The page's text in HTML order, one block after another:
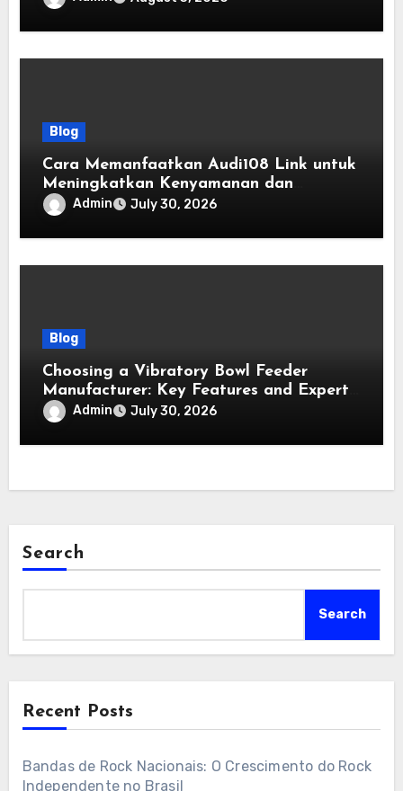
Blog
Cara Memanfaatkan Audi108 Link untuk
Meningkatkan Kenyamanan dan
Kemudahan Pengguna
Admin July 30, 2026
Blog
Choosing a Vibratory Bowl Feeder
Manufacturer: Key Features and Expert
TipsAdmin July 30, 2026
Search
Search
Recent Posts
Bandas de Rock Nacionais: O Crescimento do Rock
Independente no Brasil